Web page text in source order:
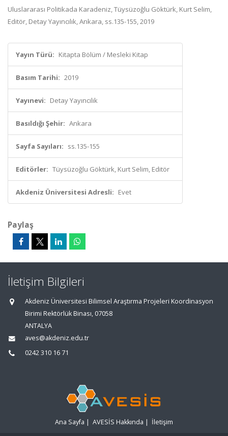
Uluslararası Politikada Karadeniz, Tüysüzoğlu Göktürk, Kurt Selim,
Editör, Detay Yayıncılık, Ankara, ss.135-155, 2019
Yayın Türü: Kitapta Bölüm / Mesleki Kitap
Basım Tarihi: 2019
Yayınevi: Detay Yayıncılık
Basıldığı Şehir: Ankara
Sayfa Sayıları: ss.135-155
Editörler: Tüysüzoğlu Göktürk, Kurt Selim, Editör
Akdeniz Üniversitesi Adresli: Evet
Paylaş
İletişim Bilgileri
Akdeniz Üniversitesi Bilimsel Araştırma Projeleri Koordinasyon
Birimi Rektörlük Binası, 07058
ANTALYA
aves@akdeniz.edu.tr
0242 310 16 71
Ana Sayfa | AVESİS Hakkında | İletişim